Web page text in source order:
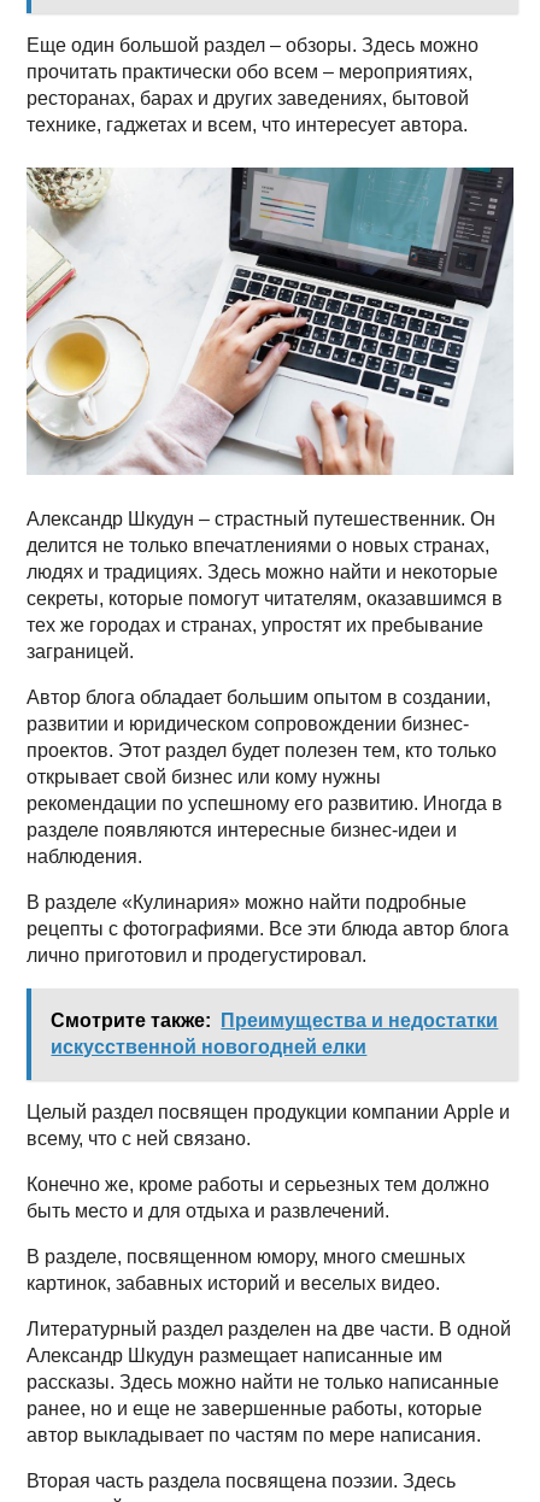
Еще один большой раздел – обзоры. Здесь можно
прочитать практически обо всем – мероприятиях,
ресторанах, барах и других заведениях, бытовой
технике, гаджетах и всем, что интересует автора.
Александр Шкудун – страстный путешественник. Он
делится не только впечатлениями о новых странах,
людях и традициях. Здесь можно найти и некоторые
секреты, которые помогут читателям, оказавшимся в
тех же городах и странах, упростят их пребывание
заграницей.
Автор блога обладает большим опытом в создании,
развитии и юридическом сопровождении бизнес-
проектов. Этот раздел будет полезен тем, кто только
открывает свой бизнес или кому нужны
рекомендации по успешному его развитию. Иногда в
разделе появляются интересные бизнес-идеи и
наблюдения.
В разделе «Кулинария» можно найти подробные
рецепты с фотографиями. Все эти блюда автор блога
лично приготовил и продегустировал.
Смотрите также:
Преимущества и недостатки
искусственной новогодней елки
Целый раздел посвящен продукции компании Apple и
всему, что с ней связано.
Конечно же, кроме работы и серьезных тем должно
быть место и для отдыха и развлечений.
В разделе, посвященном юмору, много смешных
картинок, забавных историй и веселых видео.
Литературный раздел разделен на две части. В одной
Александр Шкудун размещает написанные им
рассказы. Здесь можно найти не только написанные
ранее, но и еще не завершенные работы, которые
автор выкладывает по частям по мере написания.
Вторая часть раздела посвящена поэзии. Здесь